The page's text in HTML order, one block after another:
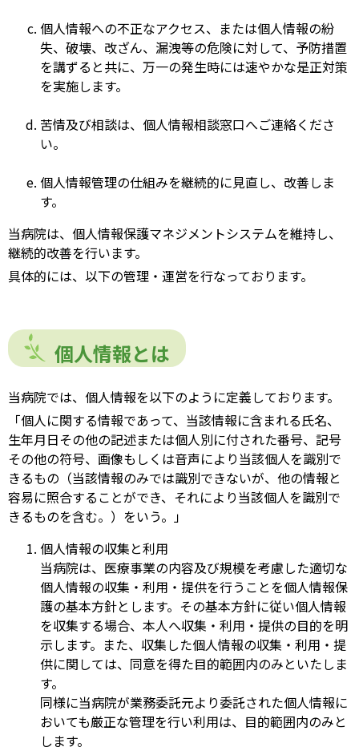
個人情報への不正なアクセス、または個人情報の紛
失、破壊、改ざん、漏洩等の危険に対して、予防措置
を講ずると共に、万一の発生時には速やかな是正対策
を実施します。
苦情及び相談は、個人情報相談窓口へご連絡くださ
い。
個人情報管理の仕組みを継続的に見直し、改善しま
す。
当病院は、個人情報保護マネジメントシステムを維持し、
継続的改善を行います。
具体的には、以下の管理・運営を行なっております。
個人情報とは
当病院では、個人情報を以下のように定義しております。
「個人に関する情報であって、当該情報に含まれる氏名、
生年月日その他の記述または個人別に付された番号、記号
その他の符号、画像もしくは音声により当該個人を識別で
きるもの（当該情報のみでは識別できないが、他の情報と
容易に照合することができ、それにより当該個人を識別で
きるものを含む。）をいう。」
個人情報の収集と利用
当病院は、医療事業の内容及び規模を考慮した適切な
個人情報の収集・利用・提供を行うことを個人情報保
護の基本方針とします。その基本方針に従い個人情報
を収集する場合、本人へ収集・利用・提供の目的を明
示します。また、収集した個人情報の収集・利用・提
供に関しては、同意を得た目的範囲内のみといたしま
す。
同様に当病院が業務委託元より委託された個人情報に
おいても厳正な管理を行い利用は、目的範囲内のみと
します。